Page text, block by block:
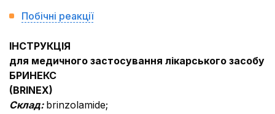
Побічні реакції
ІНСТРУКЦІЯ
для медичного застосування лікарського засобу
БРИНЕКС
(BRINEX)
Склад: brinzolamide;